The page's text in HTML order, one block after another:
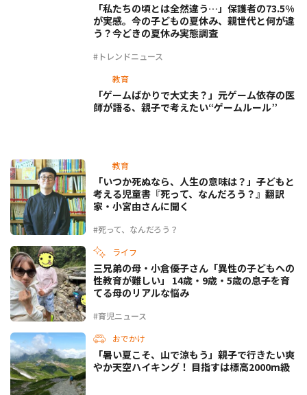
#トレンドニュース
「私たちの頃とは全然違う…」保護者の73.5%
が実感。今の子どもの夏休み、親世代と何が違
う？今どきの夏休み実態調査
教育
「ゲームばかりで大丈夫？」元ゲーム依存の医
師が語る、親子で考えたい“ゲームルール”
教育
#死って、なんだろう？
「いつか死ぬなら、人生の意味は？」子どもと
考える児童書『死って、なんだろう？』翻訳
家・小宮由さんに聞く
ライフ
#育児ニュース
三兄弟の母・小倉優子さん「異性の子どもへの
性教育が難しい」 14歳・9歳・5歳の息子を育
てる母のリアルな悩み
おでかけ
「暑い夏こそ、山で涼もう」親子で行きたい爽
やか天空ハイキング！ 目指すは標高2000m級